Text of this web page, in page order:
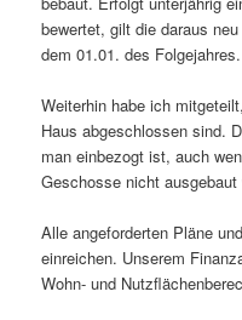
bewertet, gilt die daraus
dem 01.01. des Folgejahres.
Weiterhin habe ich
Haus abgeschlossen sind.
man einbezogt ist, auch
Geschosse nicht
Alle angeforderten Pläne
einreichen. Unserem
Wohn- und